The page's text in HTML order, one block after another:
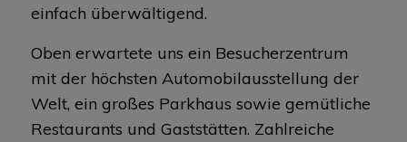
einfach überwältigend.
Oben erwartete uns ein Besucherzentrum
mit der höchsten Automobilausstellung der
Welt, ein großes Parkhaus sowie gemütliche
Restaurants und Gaststätten. Zahlreiche